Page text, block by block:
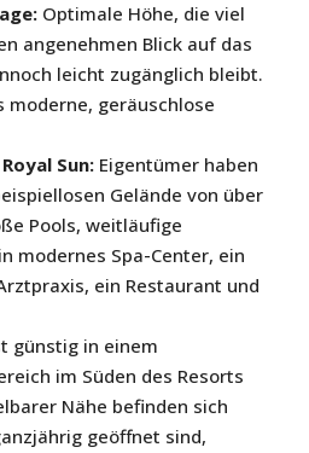
Optimale Höhe, die viel
angenehmen Blick auf das
leicht zugänglich bleibt.
moderne, geräuschlose
Sun: Eigentümer haben
Gelände von über
Pools, weitläufige
modernes Spa-Center, ein
ein Restaurant und
günstig in einem
im Süden des Resorts
Nähe befinden sich
geöffnet sind,